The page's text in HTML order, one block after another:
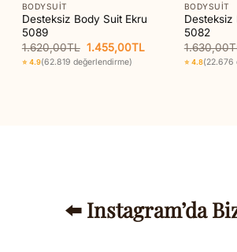
BODYSUIT
Desteksiz Body Suit Ekru
5089
1.620,00TL Orijinal
fiyat:
1.620,00TL.
1.455,00TL
⭐ 4.9(62.819 değerlendirme)
BODYSUIT
Desteksiz
5082
1.630,00
⭐ 4.8(22.676
⬅️ Instagram’da